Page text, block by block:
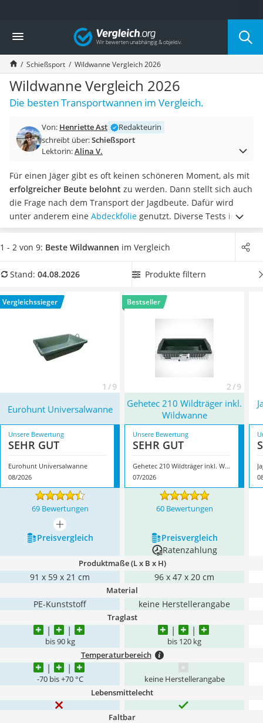
Die beliebtesten Vergleiche nach Kategorie
Freizeit & Sport
Gartentrampolin
Trampolin
Metalldetektor
Eufab-Fahrradträger
Trampolin 366 cm
Aluminium-Koffer
Futterboot
E-Bike-Dreirad
Trekkingschuhe Herren
Reisetasche mit Rollen
Klimmzugstation
Koffer
Nachtsichtgerät
Handgepäck-Koffer
Wanderschuhe Herren
Sicherheitsweste Reiten
Vergleich
Schießsport Wildwanne Vergleich 2026
Wildwanne Vergleich 2026
Die besten Transportwannen im Vergleich.
Von: Henriette Ast
Redakteurin
schreibt über:Schießsport
Lektorin:Alina V.
Für einen Jäger gibt es oft keinen schöneren Moment, als mit
erfolgreicher Beute belohnt zu werden. Dann stellt sich auch
die Frage nach dem Transport der Jagdbeute. Dafür wird
unter anderem eine Abdeckfolie genutzt. Diverse Tests im
Internet empfehlen zudem die Nutzung einer Wildwanne, da
Sie somit starke Verschmutzungen in Ihrem Kofferraum
Vergleichstabelle eine Wildwanne aushochwertigem
Schmutz verteilen kann. Überzeugt hat uns hier im August
2026 besonders das Modell
Eurohunt Universalwanne
1 - 2 von 9: Beste Wildwannen im Vergleich
Stand: 04.08.2026 Produkte filtern
Vergleichssieger
1 / 9
Bestseller
2 / 9
Eurohunt Universalwanne
Gehetec 210 Wildträger inkl.
Wildwanne
Unsere Bewertung
SEHR GUT
Eurohunt Universalwanne
08/2026
Unsere Bewertung
SEHR GUT
Gehetec 210 Wildträger inkl. Wildwanne
07/2026
69 Bewertungen 60 Bewertungen
mehr anzeigen
Preis­vergleich
Preis­vergleich
Ratenzahlung
Produktmaße (L x B x H)
91 x 59 x 21 cm 96 x 47 x 20 cm
Material
PE-Kunststoff keine Herstellerangabe
Traglast
bis 90 kg bis 120 kg
Temperaturbereich
-70 bis +70 °C keine Herstellerangabe
Lebensmittelecht
Faltbar